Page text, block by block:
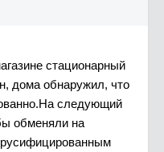
стационарный
дома обнаружил, что
следующий
обменяли на
русифицированным